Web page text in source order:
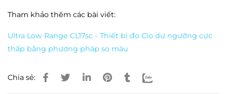
Tham khảo thêm các bài viết:
Ultra Low Range CL17sc - Thiết bị đo Clo dư ngưỡng cực
thấp bằng phương pháp so màu
Chia sẻ: